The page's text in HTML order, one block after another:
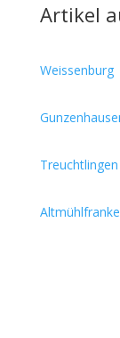
Artikel
Weissenburg
Treuchtlingen